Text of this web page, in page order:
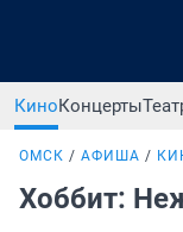
КиноКонцерты
ОМСК АФИША
Хоббит: